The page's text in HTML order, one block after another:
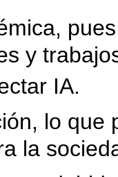
y
IA.
lo que
la